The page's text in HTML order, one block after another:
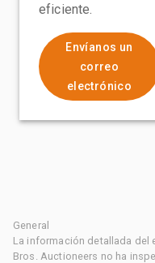
eficiente.
Envíanos un
correo
electrónico
General
La información detallada del
Bros. Auctioneers no ha